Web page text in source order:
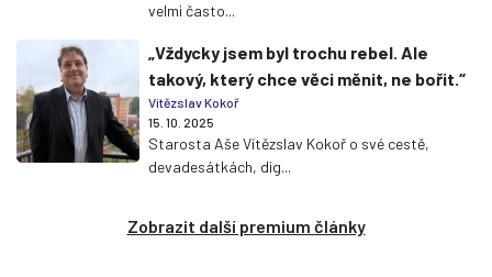
velmi často...
„Vždycky jsem byl trochu rebel. Ale
takový, který chce věci měnit, ne bořit.“
Vítězslav Kokoř
15. 10. 2025
Starosta Aše Vítězslav Kokoř o své cestě,
devadesátkách, dig...
Zobrazit další premium články